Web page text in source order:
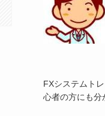
FXシステムト
心者の方にも分